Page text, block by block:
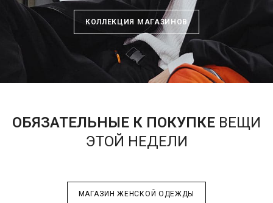
КОЛЛЕКЦИЯ МАГАЗИНОВ
ОБЯЗАТЕЛЬНЫЕ К ПОКУПКЕ ВЕЩИ
ЭТОЙ НЕДЕЛИ
МАГАЗИН ЖЕНСКОЙ ОДЕЖДЫ